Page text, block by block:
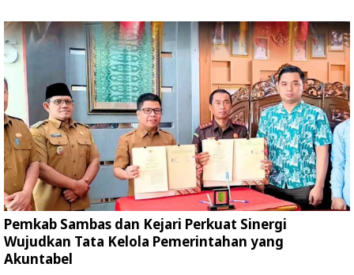
Pemkab Sambas dan Kejari Perkuat Sinergi
Wujudkan Tata Kelola Pemerintahan yang
Akuntabel